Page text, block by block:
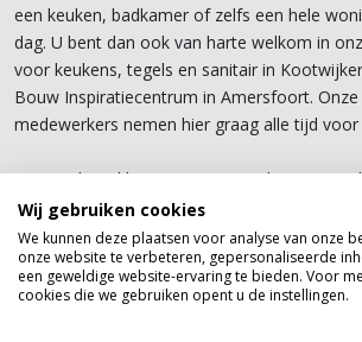
een keuken, badkamer of zelfs een hele
dag. U bent dan ook van harte welkom in
voor keukens, tegels en sanitair in
Bouw Inspiratiecentrum in Amersfoort. Onze
medewerkers nemen hier graag alle tijd voor
Bij Van de Pol bouwen & wonen kunt u
denkbare materialen die worden gebruikt in
bouwmaterialenvindt u in onze magazijnen
inKootwijkerbroekenAmersfoort.
over actuele vakkennis om een goed advies
Wij gebruiken cookies
We kunnen deze plaatsen voor analyse van onze
onze website te verbeteren, gepersonaliseerde
een geweldige website-ervaring te bieden. Voor
cookies die we gebruiken opent u de instellingen.